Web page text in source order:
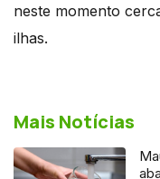
neste momento
ilhas.
Mais Notícias